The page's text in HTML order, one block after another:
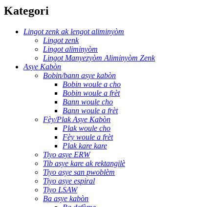
Kategori
Lingot zenk ak lengot aliminyòm
Lingot zenk
Lingot aliminyòm
Lingot Manyezyòm Aliminyòm Zenk
Asye Kabòn
Bobin/bann asye kabòn
Bobin woule a cho
Bobin woule a frèt
Bann woule cho
Bann woule a frèt
Fèy/Plak Asye Kabòn
Plak woule cho
Fèy woule a frèt
Plak kare kare
Tiyo asye ERW
Tib asye kare ak rektangilè
Tiyo asye san pwoblèm
Tiyo asye espiral
Tiyo LSAW
Ba asye kabòn